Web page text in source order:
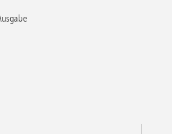
kosten
t